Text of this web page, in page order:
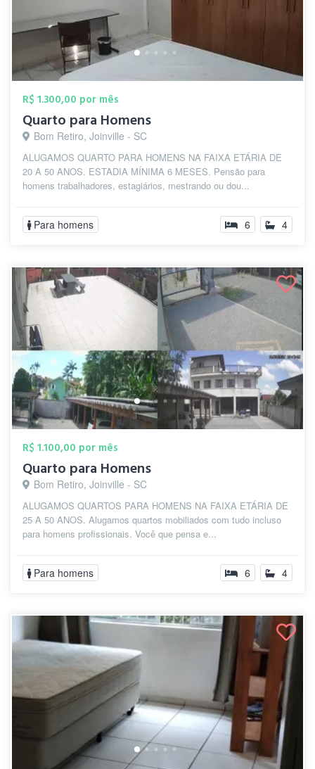
R$ 1.300,00 por mês
Quarto para Homens
Bom Retiro, Joinville - SC
ALUGAMOS QUARTO PARA HOMENS NA FAIXA ETÁRIA DE
20 A 50 ANOS. ESTADIA MÍNIMA 6 MESES. Pensão para
homens trabalhadores, estagiários, mestrando ou dou...
Para homens 6 4
R$ 1.100,00 por mês
Quarto para Homens
Bom Retiro, Joinville - SC
ALUGAMOS QUARTOS PARA HOMENS NA FAIXA ETÁRIA DE
25 A 50 ANOS. Alugamos quartos mobiliados com tudo incluso
para homens profissionais. Você que pensa e...
Para homens 6 4